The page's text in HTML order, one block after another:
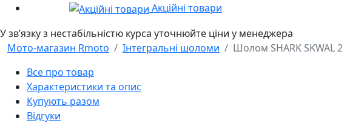
Акційні товари
У звʼязку з нестабільністю курса уточнюйте ціни у менеджера
Мото-магазин Rmoto
Інтегральні шоломи
Шолом SHARK SKWAL 2
Все про товар
Характеристики та опис
Купують разом
Відгуки